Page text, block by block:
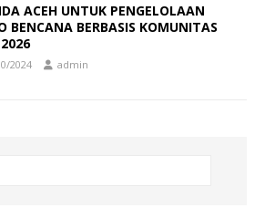
ACEH UNTUK PENGELOLAAN
BENCANA BERBASIS KOMUNITAS
2024 admin